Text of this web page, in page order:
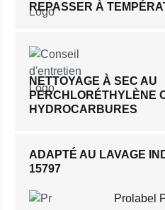
REPASSER À
NETTOYAGE À SEC AU
PERCHLORÉTHYLÈNE
HYDROCARBURES
ADAPTÉ AU LAVAGE
15797
Prolabel